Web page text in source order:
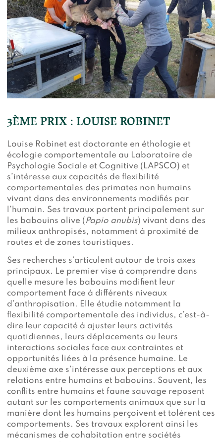
3ÈME PRIX : LOUISE ROBINET
Louise Robinet est doctorante en éthologie et
écologie comportementale au Laboratoire de
Psychologie Sociale et Cognitive (LAPSCO) et
s’intéresse aux capacités de flexibilité
comportementales des primates non humains
vivant dans des environnements modifiés par
l’humain. Ses travaux portent principalement sur
les babouins olive ( Papio anubis) vivant dans des
milieux anthropisés, notamment à proximité de
routes et de zones touristiques.
Ses recherches s’articulent autour de trois axes
principaux. Le premier vise à comprendre dans
quelle mesure les babouins modifient leur
comportement face à différents niveaux
d’anthropisation. Elle étudie notamment la
flexibilité comportementale des individus, c’est-à-
dire leur capacité à ajuster leurs activités
quotidiennes, leurs déplacements ou leurs
interactions sociales face aux contraintes et
opportunités liées à la présence humaine. Le
deuxième axe s’intéresse aux perceptions et aux
relations entre humains et babouins. Souvent, les
conflits entre humains et faune sauvage reposent
autant sur les comportements animaux que sur la
manière dont les humains perçoivent et tolèrent ces
comportements. Ses travaux explorent ainsi les
mécanismes de cohabitation entre sociétés